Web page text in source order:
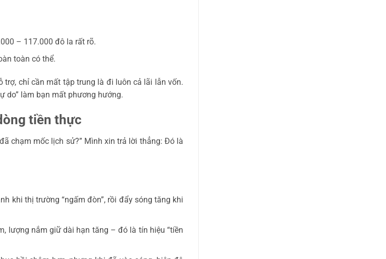
– 117.000 đô la rất rõ.
toàn có thể.
trợ, chỉ cần mất tập trung là đi luôn cả lãi lẫn vốn.
do” làm bạn mất phương hướng.
tiền thực
chạm mốc lịch sử?” Mình xin trả lời thẳng: Đó là
khi thị trường “ngấm đòn”, rồi đẩy sóng tăng khi
lượng nắm giữ dài hạn tăng – đó là tín hiệu “tiền